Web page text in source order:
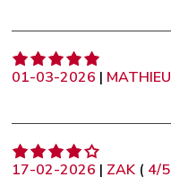
01-03-2026 | MATHIEU
17-02-2026 | ZAK ( 4/5